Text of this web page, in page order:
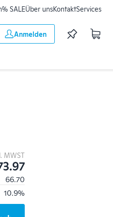
% SALEÜber unsKontaktServices
Anmelden
MWST
66.70
10.9%